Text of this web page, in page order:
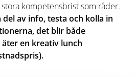
kompetensbrist som råder.
del av info, testa och kolla in
det blir både
en kreativ lunch